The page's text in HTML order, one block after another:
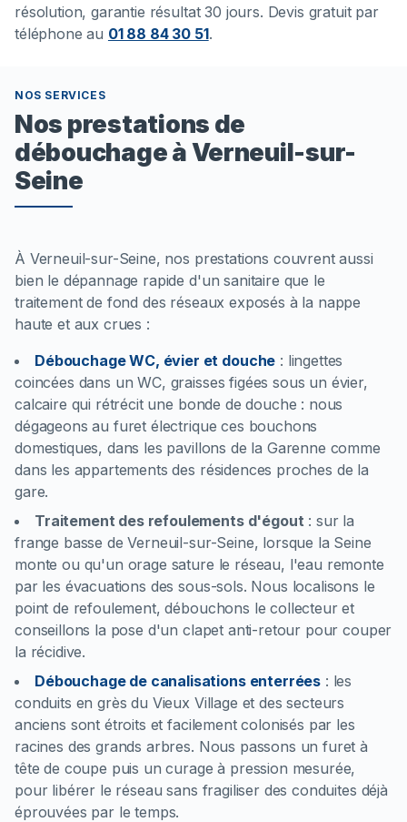
résolution, garantie résultat 30 jours. Devis gratuit par
téléphone au 01 88 84 30 51.
NOS SERVICES
Nos prestations de
débouchage à Verneuil-sur-
Seine
À Verneuil-sur-Seine, nos prestations couvrent aussi
bien le dépannage rapide d'un sanitaire que le
traitement de fond des réseaux exposés à la nappe
haute et aux crues :
Débouchage WC, évier et douche : lingettes
coincées dans un WC, graisses figées sous un évier,
calcaire qui rétrécit une bonde de douche : nous
dégageons au furet électrique ces bouchons
domestiques, dans les pavillons de la Garenne comme
dans les appartements des résidences proches de la
gare.
Traitement des refoulements d'égout : sur la
frange basse de Verneuil-sur-Seine, lorsque la Seine
monte ou qu'un orage sature le réseau, l'eau remonte
par les évacuations des sous-sols. Nous localisons le
point de refoulement, débouchons le collecteur et
conseillons la pose d'un clapet anti-retour pour couper
la récidive.
Débouchage de canalisations enterrées : les
conduits en grès du Vieux Village et des secteurs
anciens sont étroits et facilement colonisés par les
racines des grands arbres. Nous passons un furet à
tête de coupe puis un curage à pression mesurée,
pour libérer le réseau sans fragiliser des conduites déjà
éprouvées par le temps.